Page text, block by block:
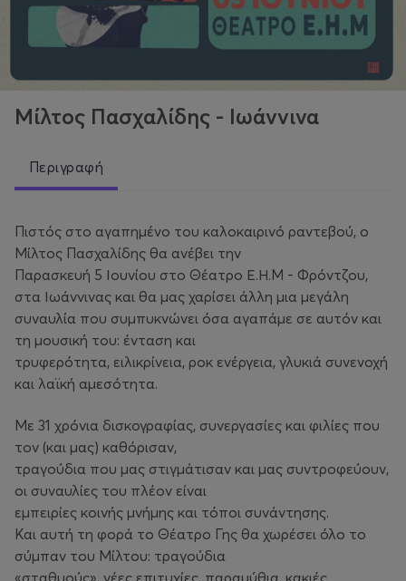
Μίλτος Πασχαλίδης - Ιωάννινα
Περιγραφή
Πιστός στο αγαπημένο του καλοκαιρινό ραντεβού, ο
Μίλτος Πασχαλίδης θα ανέβει την
Παρασκευή 5 Ιουνίου στο Θέατρο Ε.Η.Μ - Φρόντζου,
στα Ιωάννινας και θα μας χαρίσει άλλη μια μεγάλη
συναυλία που συμπυκνώνει όσα αγαπάμε σε αυτόν και
τη μουσική του: ένταση και
τρυφερότητα, ειλικρίνεια, ροκ ενέργεια, γλυκιά συνενοχή
και λαϊκή αμεσότητα.
Με 31 χρόνια δισκογραφίας, συνεργασίες και φιλίες που
τον (και μας) καθόρισαν,
τραγούδια που μας στιγμάτισαν και μας συντροφεύουν,
οι συναυλίες του πλέον είναι
εμπειρίες κοινής μνήμης και τόποι συνάντησης.
Και αυτή τη φορά το Θέατρο Γης θα χωρέσει όλο το
σύμπαν του Μίλτου: τραγούδια